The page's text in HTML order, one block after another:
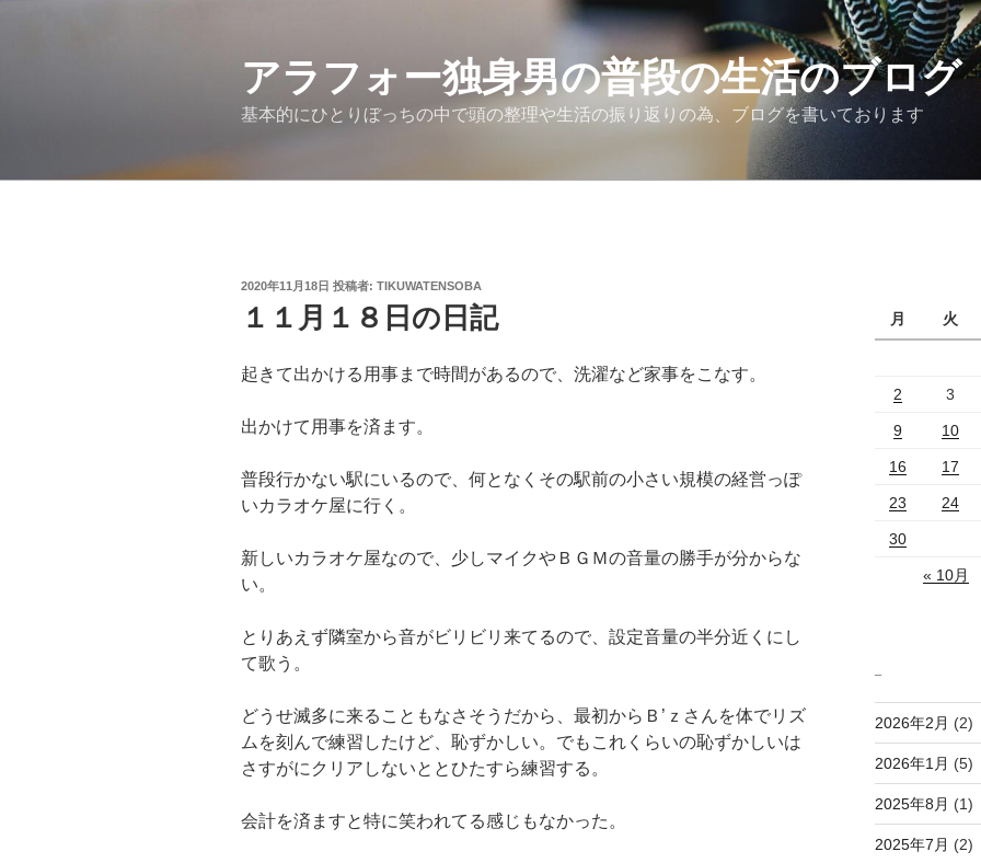
アラフォー独身男の普段の生活のブログ
基本的にひとりぼっちの中で頭の整理や生活の振り返りの為、ブログを書いております
投
2020年11月18日 投稿者: TIKUWATENSOBA
１１月１８日の日記
起きて出かける用事まで時間があるので、洗濯など家事をこなす。
出かけて用事を済ます。
普段行かない駅にいるので、何となくその駅前の小さい規模の経営っぽ
いカラオケ屋に行く。
新しいカラオケ屋なので、少しマイクやＢＧＭの音量の勝手が分からな
い。
とりあえず隣室から音がビリビリ来てるので、設定音量の半分近くにし
て歌う。
どうせ滅多に来ることもなさそうだから、最初からＢ’ｚさんを体でリズ
ムを刻んで練習したけど、恥ずかしい。でもこれくらいの恥ずかしいは
さすがにクリアしないととひたすら練習する。
会計を済ますと特に笑われてる感じもなかった。
月
火
2 3
9 10
16 17
23 24
30
« 10月
2026年2月 (2)
2026年1月 (5)
2025年8月 (1)
2025年7月 (2)